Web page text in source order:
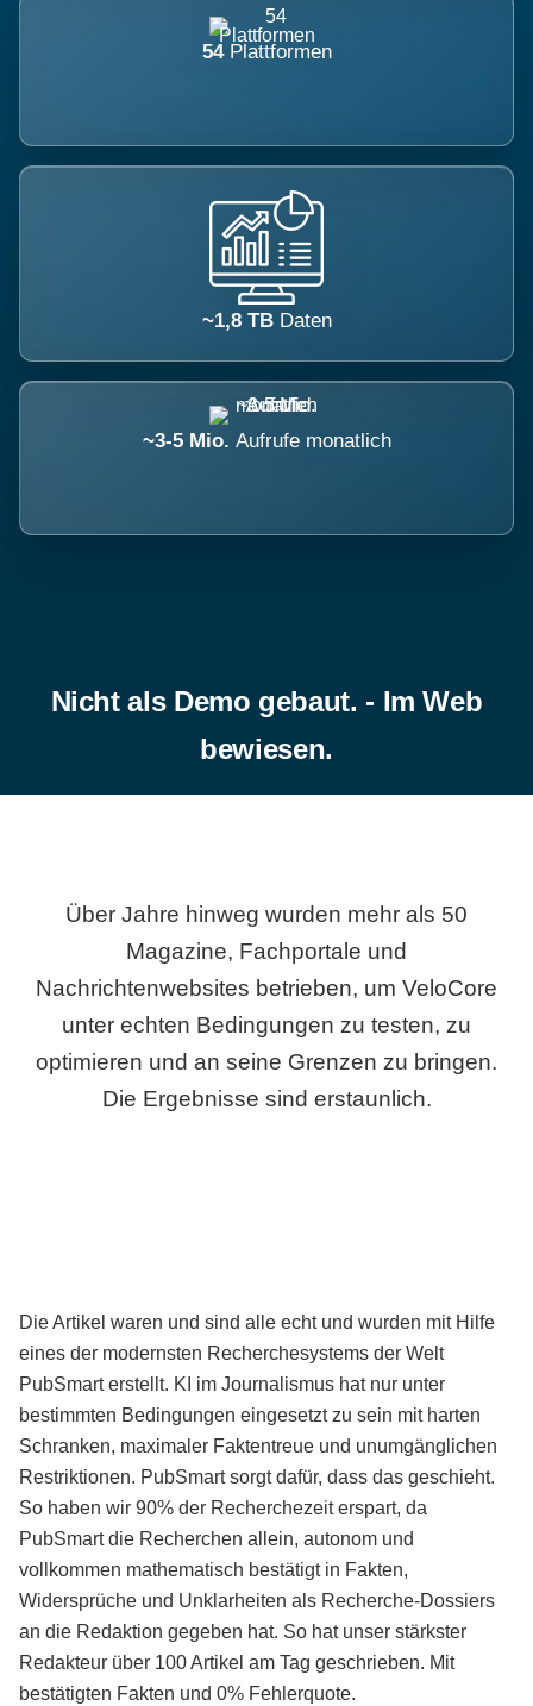
54 Plattformen
~1,8 TB Daten
~3-5 Mio. Aufrufe monatlich
Nicht als Demo gebaut. - Im Web
bewiesen.
Über Jahre hinweg wurden mehr als 50
Magazine, Fachportale und
Nachrichtenwebsites betrieben, um VeloCore
unter echten Bedingungen zu testen, zu
optimieren und an seine Grenzen zu bringen.
Die Ergebnisse sind erstaunlich.
Die Artikel waren und sind alle echt und wurden mit Hilfe
eines der modernsten Recherchesystems der Welt
PubSmart erstellt. KI im Journalismus hat nur unter
bestimmten Bedingungen eingesetzt zu sein mit harten
Schranken, maximaler Faktentreue und unumgänglichen
Restriktionen. PubSmart sorgt dafür, dass das geschieht.
So haben wir 90% der Recherchezeit erspart, da
PubSmart die Recherchen allein, autonom und
vollkommen mathematisch bestätigt in Fakten,
Widersprüche und Unklarheiten als Recherche-Dossiers
an die Redaktion gegeben hat. So hat unser stärkster
Redakteur über 100 Artikel am Tag geschrieben. Mit
bestätigten Fakten und 0% Fehlerquote.